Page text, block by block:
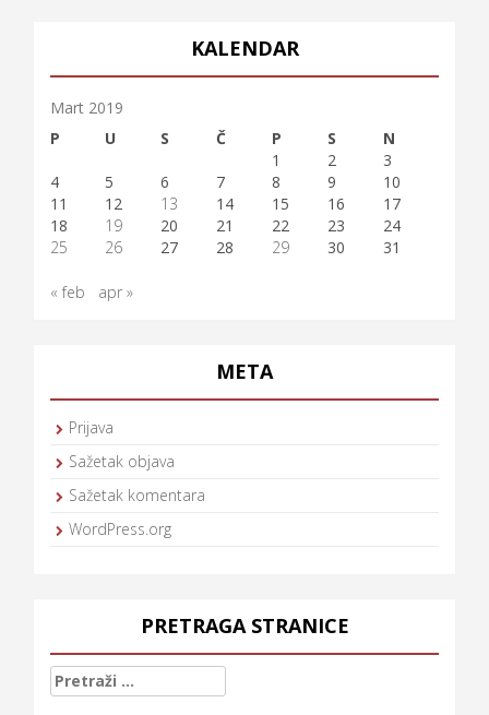
KALENDAR
Mart 2019
P
U S Č P S
N
1
2
3
4
5 6 7 8 9
10
11
12 13 14 15 16
17
18
19 20 21 22 23
24
25
26 27 28 29 30 31
« feb apr »
META
Prijava
Sažetak objava
Sažetak komentara
WordPress.org
PRETRAGA STRANICE
Pretraga: